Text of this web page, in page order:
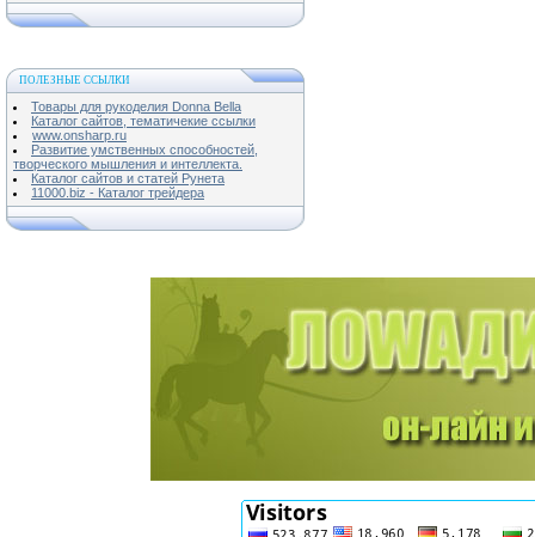
ПОЛЕЗНЫЕ ССЫЛКИ
Товары для рукоделия Donna Bella
Каталог сайтов, тематичекие ссылки
www.onsharp.ru
Развитие умственных способностей,
творческого мышления и интеллекта.
Каталог сайтов и статей Рунета
11000.biz - Каталог трейдера